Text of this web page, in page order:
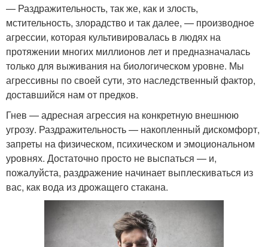
— Раздражительность, так же, как и злость,
мстительность, злорадство и так далее, — производное
агрессии, которая культивировалась в людях на
протяжении многих миллионов лет и предназначалась
только для выживания на биологическом уровне. Мы
агрессивны по своей сути, это наследственный фактор,
доставшийся нам от предков.
​​​​​​​Гнев — адресная агрессия на конкретную внешнюю
угрозу. Раздражительность — накопленный дискомфорт,
запреты на физическом, психическом и эмоциональном
уровнях. Достаточно просто не выспаться — и,
пожалуйста, раздражение начинает выплескиваться из
вас, как вода из дрожащего стакана.